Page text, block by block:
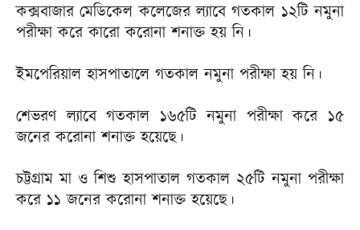
কক্সবাজার মেডিকেল কলেজের ল্যাবে গতকাল ১২টি নমুনা
পরীক্ষা করে কারো করোনা শনাক্ত হয় নি।
ইমপেরিয়াল হাসপাতালে গতকাল নমুনা পরীক্ষা হয় নি।
শেভরণ ল্যাবে গতকাল ১৬৫টি নমুনা পরীক্ষা করে ১৫
জনের করোনা শনাক্ত হয়েছে।
চট্টগ্রাম মা ও শিশু হাসপাতাল গতকাল ২৫টি নমুনা পরীক্ষা
করে ১১ জনের করোনা শনাক্ত হয়েছে।